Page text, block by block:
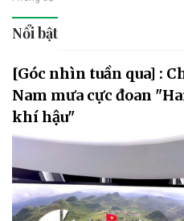
Nổi bật
[Góc nhìn tuần qua] :
Nam mưa cực đoan
khí hậu"